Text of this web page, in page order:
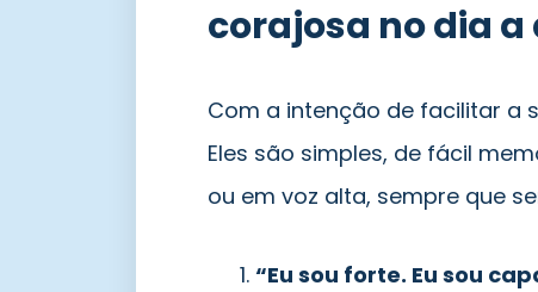
corajosa no dia a
Com a intenção de facilitar a
Eles são simples, de fácil
ou em voz alta, sempre que
“Eu sou forte. Eu sou